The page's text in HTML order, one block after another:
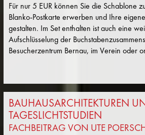
Für nur 5 EUR können Sie die Schablone
Blanko-Postkarte erwerben und Ihre
gestalten. Im Set enthalten ist auch eine
Aufschlüsselung der
Besucherzentrum Bernau, im Verein oder
BAUHAUSARCHITEKTUREN
TAGESLICHTSTUDIEN
FACHBEITRAG VON UTE